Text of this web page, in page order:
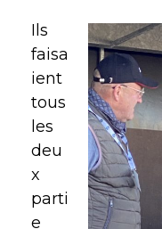
Ils
faisa
ient
tous
les
deu
x
parti
e